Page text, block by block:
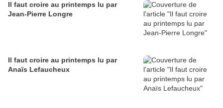
Il faut croire au printemps lu par
Jean-Pierre Longre
Il faut croire au printemps lu par
Anaïs Lefaucheux